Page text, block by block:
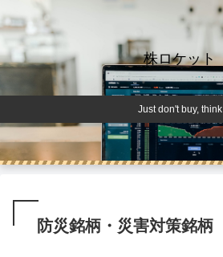
株ロケット
Just don't buy, think
防災銘柄・災害対策銘柄